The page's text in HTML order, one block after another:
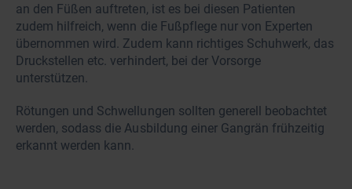
an den Füßen auftreten, ist es bei diesen Patienten
zudem hilfreich, wenn die Fußpflege nur von Experten
übernommen wird. Zudem kann richtiges Schuhwerk, das
Druckstellen etc. verhindert, bei der Vorsorge
unterstützen.
Rötungen und Schwellungen sollten generell beobachtet
werden, sodass die Ausbildung einer Gangrän frühzeitig
erkannt werden kann.